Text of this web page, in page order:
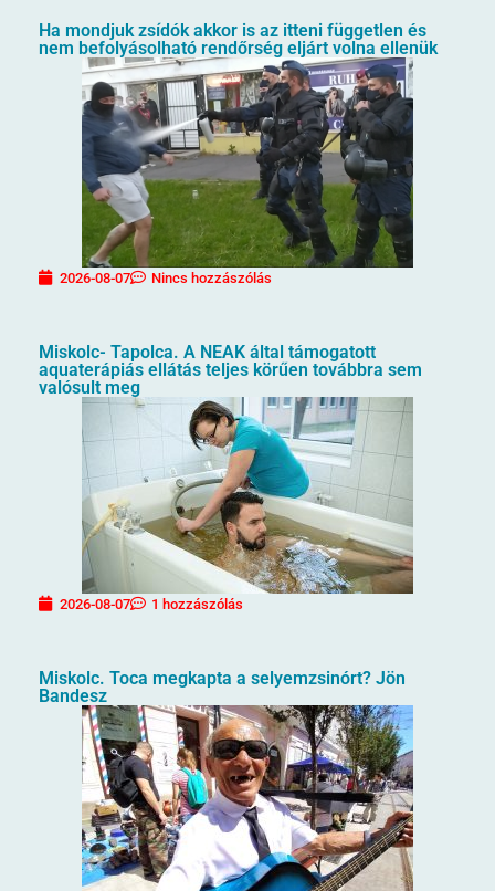
Ha mondjuk zsídók akkor is az itteni független és
nem befolyásolható rendőrség eljárt volna ellenük
2026-08-07 Nincs hozzászólás
Miskolc- Tapolca. A NEAK által támogatott
aquaterápiás ellátás teljes körűen továbbra sem
valósult meg
2026-08-07 1 hozzászólás
Miskolc. Toca megkapta a selyemzsinórt? Jön
Bandesz